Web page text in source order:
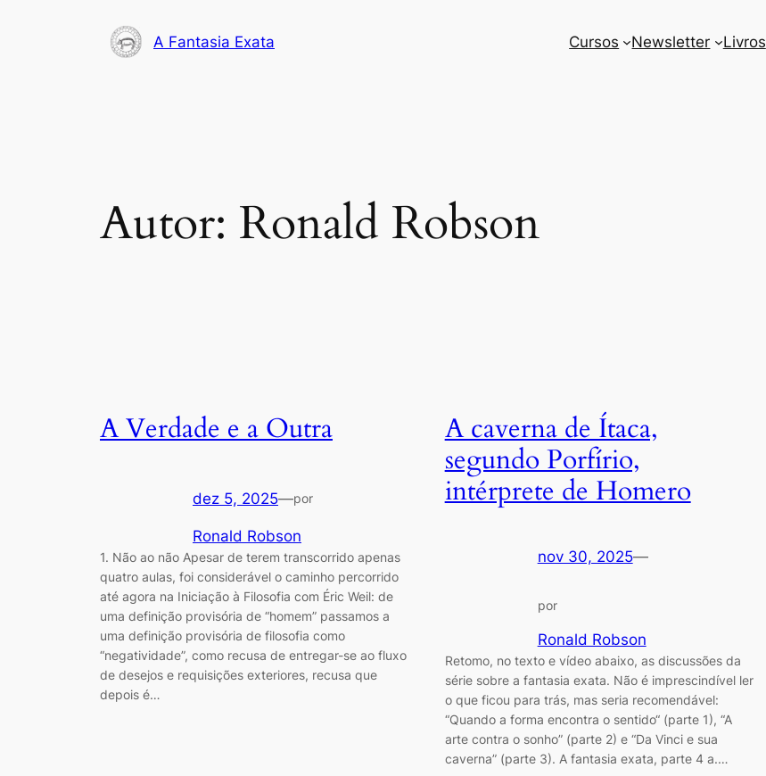
A Fantasia Exata Cursos Newsletter Livros
Autor: Ronald Robson
A Verdade e a Outra
dez 5, 2025—por
Ronald Robson
1. Não ao não Apesar de terem transcorrido apenas
quatro aulas, foi considerável o caminho percorrido
até agora na Iniciação à Filosofia com Éric Weil: de
uma definição provisória de “homem” passamos a
uma definição provisória de filosofia como
“negatividade”, como recusa de entregar-se ao fluxo
de desejos e requisições exteriores, recusa que
depois é…
A caverna de Ítaca,
segundo Porfírio,
intérprete de Homero
nov 30, 2025—
por
Ronald Robson
Retomo, no texto e vídeo abaixo, as discussões da
série sobre a fantasia exata. Não é imprescindível ler
o que ficou para trás, mas seria recomendável:
“Quando a forma encontra o sentido“ (parte 1), “A
arte contra o sonho” (parte 2) e “Da Vinci e sua
caverna” (parte 3). A fantasia exata, parte 4 a.…